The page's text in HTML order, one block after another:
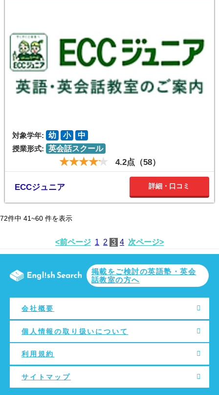
対象学年: 幼 小
中
授業形式: 英会話スクール
4.2点（58）
ECCジュニア 詳細・口コミ
72件中 41~60 件を表示
<前ページ 1 2 3 4 次ページ>
掲載をご検討の英語塾・英会
話教室の方へ
会社概要
個人情報の取り扱いについて
利用規約
サイトマップ